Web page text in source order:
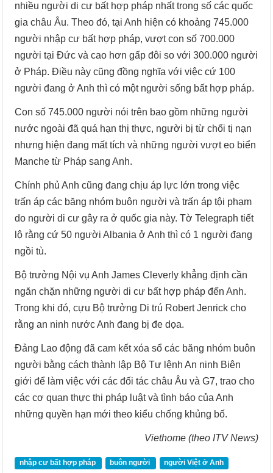
nhiều người di cư bất hợp pháp nhất trong số các quốc
gia châu Âu. Theo đó, tại Anh hiện có khoảng 745.000
người nhập cư bất hợp pháp, vượt con số 700.000
người tại Đức và cao hơn gấp đôi so với 300.000 người
ở Pháp. Điều này cũng đồng nghĩa với việc cứ 100
người đang ở Anh thì có một người sống bất hợp pháp.
Con số 745.000 người nói trên bao gồm những người
nước ngoài đã quá hạn thị thực, người bị từ chối tị nạn
nhưng hiện đang mất tích và những người vượt eo biển
Manche từ Pháp sang Anh.
Chính phủ Anh cũng đang chịu áp lực lớn trong việc
trấn áp các băng nhóm buôn người và trấn áp tội phạm
do người di cư gây ra ở quốc gia này. Tờ Telegraph tiết
lộ rằng cứ 50 người Albania ở Anh thì có 1 người đang
ngồi tù.
Bộ trưởng Nội vụ Anh James Cleverly khẳng định cần
ngăn chặn những người di cư bất hợp pháp đến Anh.
Trong khi đó, cựu Bộ trưởng Di trú Robert Jenrick cho
rằng an ninh nước Anh đang bị đe dọa.
Đảng Lao động đã cam kết xóa sổ các băng nhóm buôn
người bằng cách thành lập Bộ Tư lệnh An ninh Biên
giới để làm việc với các đối tác châu Âu và G7, trao cho
các cơ quan thực thi pháp luật và tình báo của Anh
những quyền hạn mới theo kiểu chống khủng bố.
Viethome (theo ITV News)
nhập cư bất hợp pháp buôn người
người Việt ở Anh